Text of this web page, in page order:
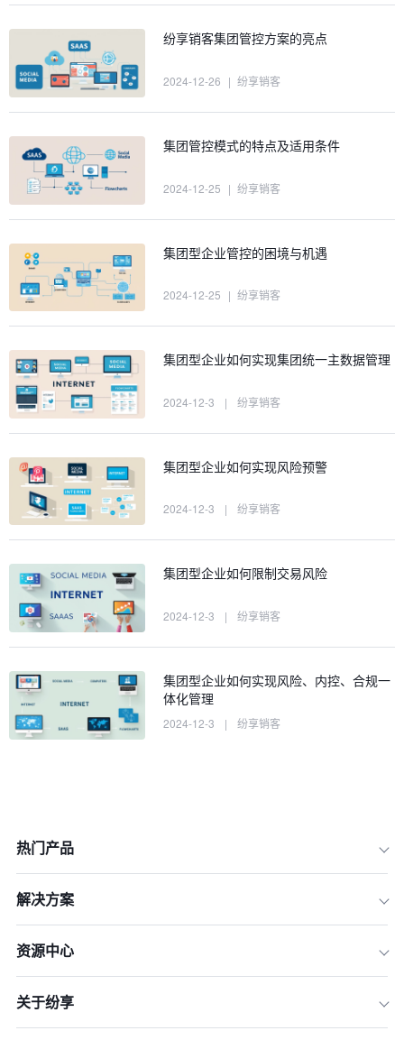
3.强化IT基础设施建设
纷享销客集团管控方案的亮点
2024-12-26 | 纷享销客
集团管控模式的特点及适用条件
2024-12-25 | 纷享销客
集团型企业管控的困境与机遇
2024-12-25 | 纷享销客
集团型企业如何实现集团统一主数据管理
2024-12-3 | 纷享销客
集团型企业如何实现风险预警
2024-12-3 | 纷享销客
集团型企业如何限制交易风险
2024-12-3 | 纷享销客
集团型企业如何实现风险、内控、合规一
体化管理
2024-12-3 | 纷享销客
热门产品
解决方案
资源中心
关于纷享